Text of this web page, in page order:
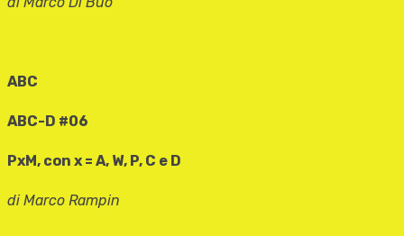
ABC
ABC-D #06
PxM, con x = A, W, P, C e D
di Marco Rampin